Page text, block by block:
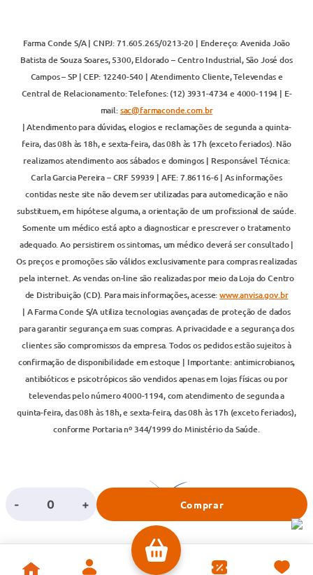
- + Comprar
Farma Conde S/A | CNPJ: 71.605.265/0213-20 | Endereço: Avenida João
Batista de Souza Soares, 5300, Eldorado – Centro Industrial, São José dos
Campos – SP | CEP: 12240-540 | Atendimento Cliente, Televendas e
Central de Relacionamento: Telefones: (12) 3931-4734 e 4000-1194 | E-
mail:sac@farmaconde.com.br
| Atendimento para dúvidas, elogios e reclamações de segunda a quinta-
feira, das 08h às 18h, e sexta-feira, das 08h às 17h (exceto feriados). Não
realizamos atendimento aos sábados e domingos | Responsável Técnica:
Carla Garcia Pereira – CRF 59939 | AFE: 7.86116-6 | As informações
contidas neste site não devem ser utilizadas para automedicação e não
substituem, em hipótese alguma, a orientação de um profissional de saúde.
Somente um médico está apto a diagnosticar e prescrever o tratamento
adequado. Ao persistirem os sintomas, um médico deverá ser consultado |
Os preços e promoções são válidos exclusivamente para compras realizadas
pela internet. As vendas on-line são realizadas por meio da Loja do Centro
de Distribuição (CD). Para mais informações, acesse:www.anvisa.gov.br
| A Farma Conde S/A utiliza tecnologias avançadas de proteção de dados
para garantir segurança em suas compras. A privacidade e a segurança dos
clientes são compromissos da empresa. Todos os pedidos estão sujeitos à
confirmação de disponibilidade em estoque | Importante: antimicrobianos,
antibióticos e psicotrópicos são vendidos apenas em lojas físicas ou por
televendas pelo número 4000-1194, com atendimento de segunda a
quinta-feira, das 08h às 18h, e sexta-feira, das 08h às 17h (exceto feriados),
conforme Portaria nº 344/1999 do Ministério da Saúde.